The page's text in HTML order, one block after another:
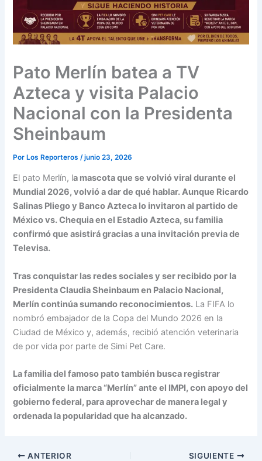
Pato Merlín batea a TV
Azteca y visita Palacio
Nacional con la Presidenta
Sheinbaum
PorLos Reporteros /junio 23, 2026
El pato Merlín, la mascota que se volvió viral durante el
Mundial 2026, volvió a dar de qué hablar. Aunque Ricardo
Salinas Pliego y Banco Azteca lo invitaron al partido de
México vs. Chequia en el Estadio Azteca, su familia
confirmó que asistirá gracias a una invitación previa de
Televisa.
Tras conquistar las redes sociales y ser recibido por la
Presidenta Claudia Sheinbaum en Palacio Nacional,
Merlín continúa sumando reconocimientos. La FIFA lo
nombró embajador de la Copa del Mundo 2026 en la
Ciudad de México y, además, recibió atención veterinaria
de por vida por parte de Simi Pet Care.
La familia del famoso pato también busca registrar
oficialmente la marca “Merlín” ante el IMPI, con apoyo del
gobierno federal, para aprovechar de manera legal y
ordenada la popularidad que ha alcanzado.
ANTERIOR SIGUIENTE